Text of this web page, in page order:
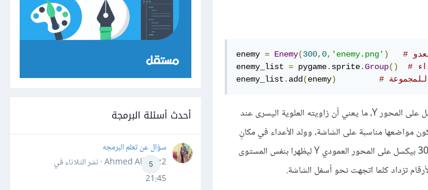
enemy = Enemy(300,0, 'enemy.png' )
enemy_list = pygame. sprite.Group()
enemy_list . add (enemy) للمجموعة
إحداثيات موقعه هي 300 بيكسل على المحور X و 0 بيكسل على المحور Y، ما يعني أن زاويته العلوية اليسرى عند
لتكون مواضعها مناسبة على الشاشة، وولد الأعداء في مكانٍ
يمكنك إيصال بطل اللعبة إليه ففي مثالنا وضعنا العدو في النهاية عند النقطة 0 بيكسل والبطل عند النقطة 30 بيكسل على المحور العمودي Y ليظهرا بنفس المستوى
أحدث أسئلة البرمجة
5
سؤال عن تعلم البرمجه
Ahmed Alhafiz2 · نشر
الثلاثاء في
21:45